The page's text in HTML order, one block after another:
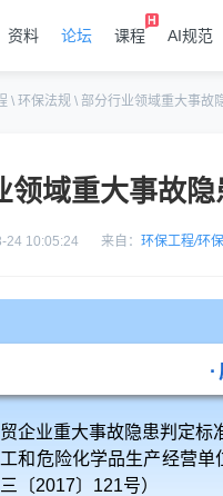
资料 论坛 课程 AI规范
\ 环保法规 \ 部分行业领域重大事故
领域重大事故
24 10:05:24 来自： 环保工程/环
贸企业重大事故隐患判定
工和危险化学品生产经营
〔2017〕121号）